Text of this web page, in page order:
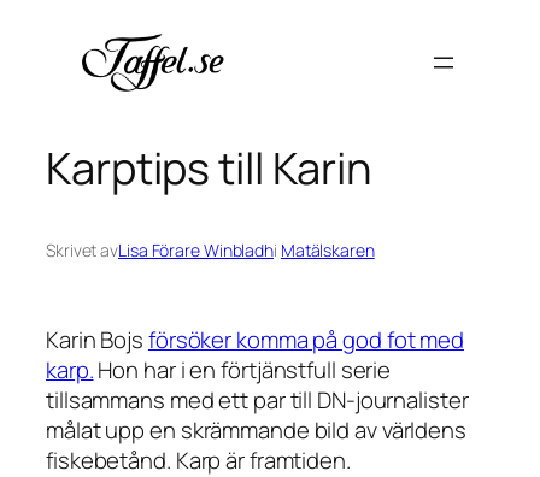
innehåll
Karptips till Karin
Skrivet avLisa Förare Winbladhi Matälskaren
Karin Bojsförsöker komma på god fot med
karp.Hon har i en förtjänstfull serie
tillsammans med ett par till DN-journalister
målat upp en skrämmande bild av världens
fiskebetånd. Karp är framtiden.